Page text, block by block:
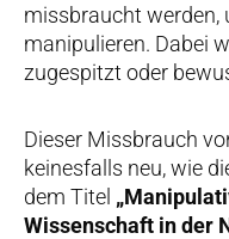
missbraucht werden,
manipulieren. Dabei
zugespitzt oder
Dieser Missbrauch
keinesfalls neu, wie
dem Titel
Wissenschaft in der